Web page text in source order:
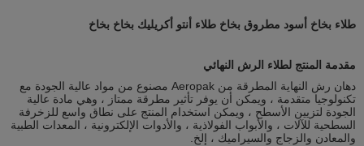
طلاء بخاخ أسود مطروق بخاخ طلاء أنتو أكريليك بخاخ بخاخ
مقدمة المنتج لطلاء الرش النهائي
دهان رش النهاية المطرقة من Aeropak مصنوع من مواد عالية الجودة مع
تكنولوجيا متقدمة ، ويمكن أن يوفر تأثير مطرقة ممتاز ، وهي مادة عالية
الجودة لتزيين الأسطح ، ويمكن استخدام المنتج على نطاق واسع للزخرفة
السطحية للآلات ، والأبواب الفولاذية ، والأدوات الإلكترونية ، المعدات الطبية
والمعادن والزجاج والسيراميك ، إلخ.